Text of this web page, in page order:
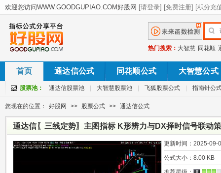
热门搜索： 大智慧 同花顺
首页 通达信公式 同花顺公式 大智慧公式
股票池： 通达信股票池 大智慧股票池 飞狐股票公式 指南针公
您现在的位置： 好股网 >> 股票公式 >> 通达信公式
通达信〖三线定势〗主图指标 K形辨力与DX择时信号联动
更新时间： 2025-09-
公式大小： 8.00 KB